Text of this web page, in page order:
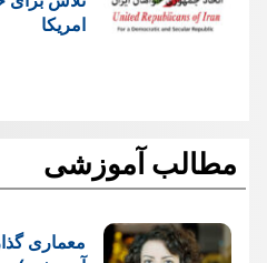
امریکا
مطالب آموزشی
معماری